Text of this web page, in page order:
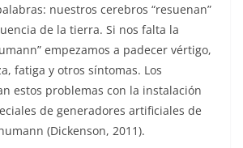
nuestros cerebros “resuenan”
de la tierra. Si nos falta la
empezamos a padecer vértigo,
fatiga y otros síntomas. Los
estos problemas con la instalación
de generadores artificiales de
(Dickenson, 2011).